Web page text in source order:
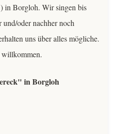
in Borgloh. Wir singen bis
oder nachher noch
uns über alles mögliche.
willkommen.
in Borgloh